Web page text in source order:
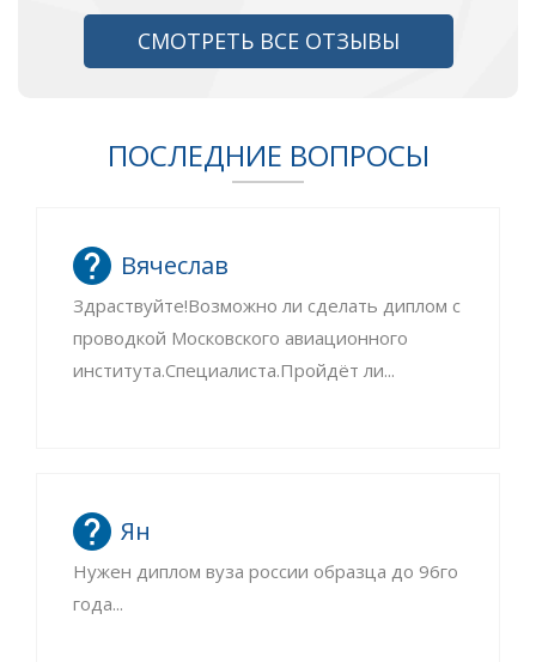
СМОТРЕТЬ ВСЕ ОТЗЫВЫ
ПОСЛЕДНИЕ ВОПРОСЫ
Вячеслав
Здраствуйте!Возможно ли сделать диплом с
проводкой Московского авиационного
института.Специалиста.Пройдёт ли...
Ян
Нужен диплом вуза россии образца до 96го
года...